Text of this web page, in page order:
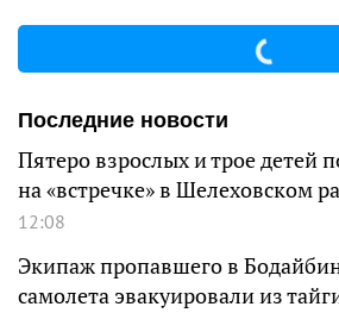
Последние новости
Пятеро взрослых и трое детей
на «встречке» в Шелеховском
12:08
Экипаж пропавшего в
самолета эвакуировали из